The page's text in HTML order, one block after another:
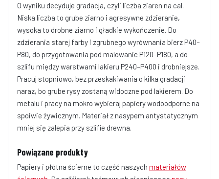
O wyniku decyduje gradacja, czyli liczba ziaren na cal.
Niska liczba to grube ziarno i agresywne zdzieranie,
wysoka to drobne ziarno i gładkie wykończenie. Do
zdzierania starej farby i zgrubnego wyrównania bierz P40–
P80, do przygotowania pod malowanie P120–P180, a do
szlifu między warstwami lakieru P240–P400 i drobniejsze.
Pracuj stopniowo, bez przeskakiwania o kilka gradacji
naraz, bo grube rysy zostaną widoczne pod lakierem. Do
metalu i pracy na mokro wybieraj papiery wodoodporne na
spoiwie żywicznym. Materiał z nasypem antystatycznym
mniej się zalepia przy szlifie drewna.
Powiązane produkty
Papiery i płótna ścierne to część naszych materiałów